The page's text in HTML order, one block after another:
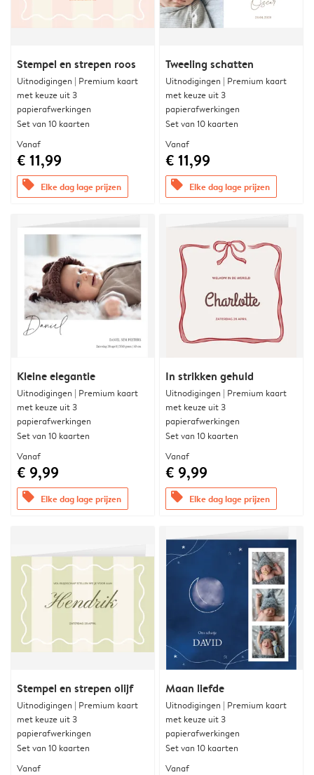
Stempel en strepen roos
Uitnodigingen | Premium kaart
met keuze uit 3
papierafwerkingen
Set van 10 kaarten
Vanaf
€ 11,99
offers Elke dag lage prijzen
Tweeling schatten
Uitnodigingen | Premium kaart
met keuze uit 3
papierafwerkingen
Set van 10 kaarten
Vanaf
€ 11,99
offers Elke dag lage prijzen
Kleine elegantie
Uitnodigingen | Premium kaart
met keuze uit 3
papierafwerkingen
Set van 10 kaarten
Vanaf
€ 9,99
offers Elke dag lage prijzen
In strikken gehuld
Uitnodigingen | Premium kaart
met keuze uit 3
papierafwerkingen
Set van 10 kaarten
Vanaf
€ 9,99
offers Elke dag lage prijzen
Stempel en strepen olijf
Uitnodigingen | Premium kaart
met keuze uit 3
papierafwerkingen
Set van 10 kaarten
Vanaf
Maan liefde
Uitnodigingen | Premium kaart
met keuze uit 3
papierafwerkingen
Set van 10 kaarten
Vanaf